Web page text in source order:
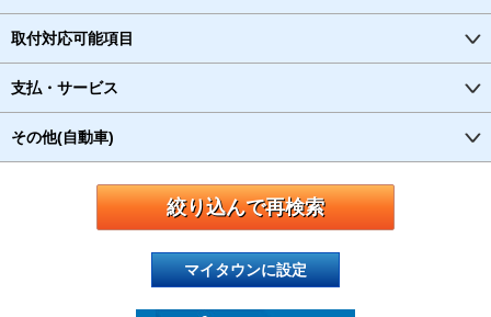
取付対応可能項目
支払・サービス
その他(自動車)
マイタウンに設定